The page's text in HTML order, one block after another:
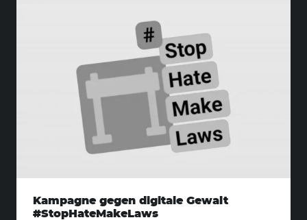
Kampagne gegen digitale Gewalt
#StopHateMakeLaws